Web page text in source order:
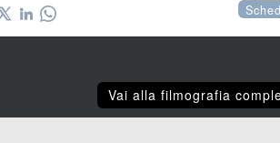
Vai alla filmografia